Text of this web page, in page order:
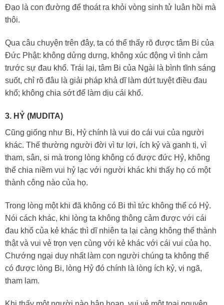
Đạo là con đường để thoát ra khỏi vòng sinh tử luân hồi mà
thôi.
Qua câu chuyện trên đây, ta có thể thấy rõ được tâm Bi của
Đức Phật: không dửng dưng, không xúc động vì tình cảm
trước sự đau khổ. Trái lại, tâm Bi của Ngài là bình tĩnh sáng
suốt, chỉ rõ đâu là giải pháp khả dĩ làm dứt tuyệt điều đau
khổ; không chia sớt để làm dịu cái khổ.
3. HỶ (MUDITA)
Cũng giống như Bi, Hỷ chính là vui do cái vui của người
khác. Thế thường người đời vì tư lợi, ích kỷ và ganh tị, vì
tham, sân, si mà trong lòng không có được đức Hỷ, không
thể chia niềm vui hỷ lạc với người khác khi thấy họ có một
thành công nào của họ.
Trong lòng một khi đã không có Bi thì tức không thể có Hỷ.
Nói cách khác, khi lòng ta không thông cảm được với cái
đau khổ của kẻ khác thì dĩ nhiên ta lại càng không thể thành
thật và vui vẻ trọn vẹn cùng với kẻ khác với cái vui của họ.
Chướng ngại duy nhất làm con người chúng ta không thể
có được lòng Bi, lòng Hỷ đó chính là lòng ích kỷ, vị ngã,
tham lam.